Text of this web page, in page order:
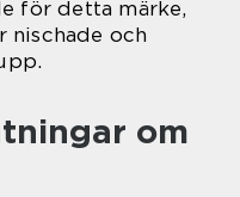
för detta märke,
nischade och
om